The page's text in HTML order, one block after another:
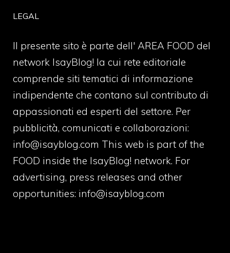
LEGAL
Il presente sito è parte dell' AREA FOOD del
network IsayBlog! la cui rete editoriale
comprende siti tematici di informazione
indipendente che contano sul contributo di
appassionati ed esperti del settore. Per
pubblicità, comunicati e collaborazioni:
info@isayblog.com This web is part of the
FOOD inside the IsayBlog! network. For
advertising, press releases and other
opportunities: info@isayblog.com